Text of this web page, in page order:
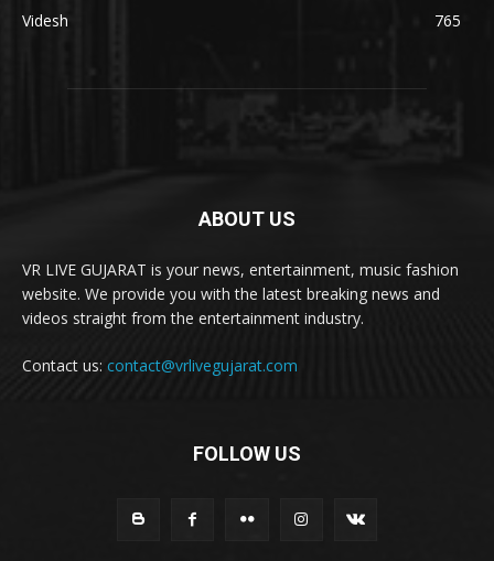
Videsh
765
ABOUT US
VR LIVE GUJARAT is your news, entertainment, music fashion
website. We provide you with the latest breaking news and
videos straight from the entertainment industry.
Contact us: contact@vrlivegujarat.com
FOLLOW US